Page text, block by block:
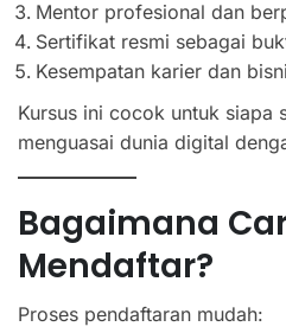
Mentor profesional dan
Sertifikat resmi sebagai
Kesempatan karier dan
Kursus ini cocok untuk siapa
menguasai dunia digital
Bagaimana
Mendaftar?
Proses pendaftaran mudah: